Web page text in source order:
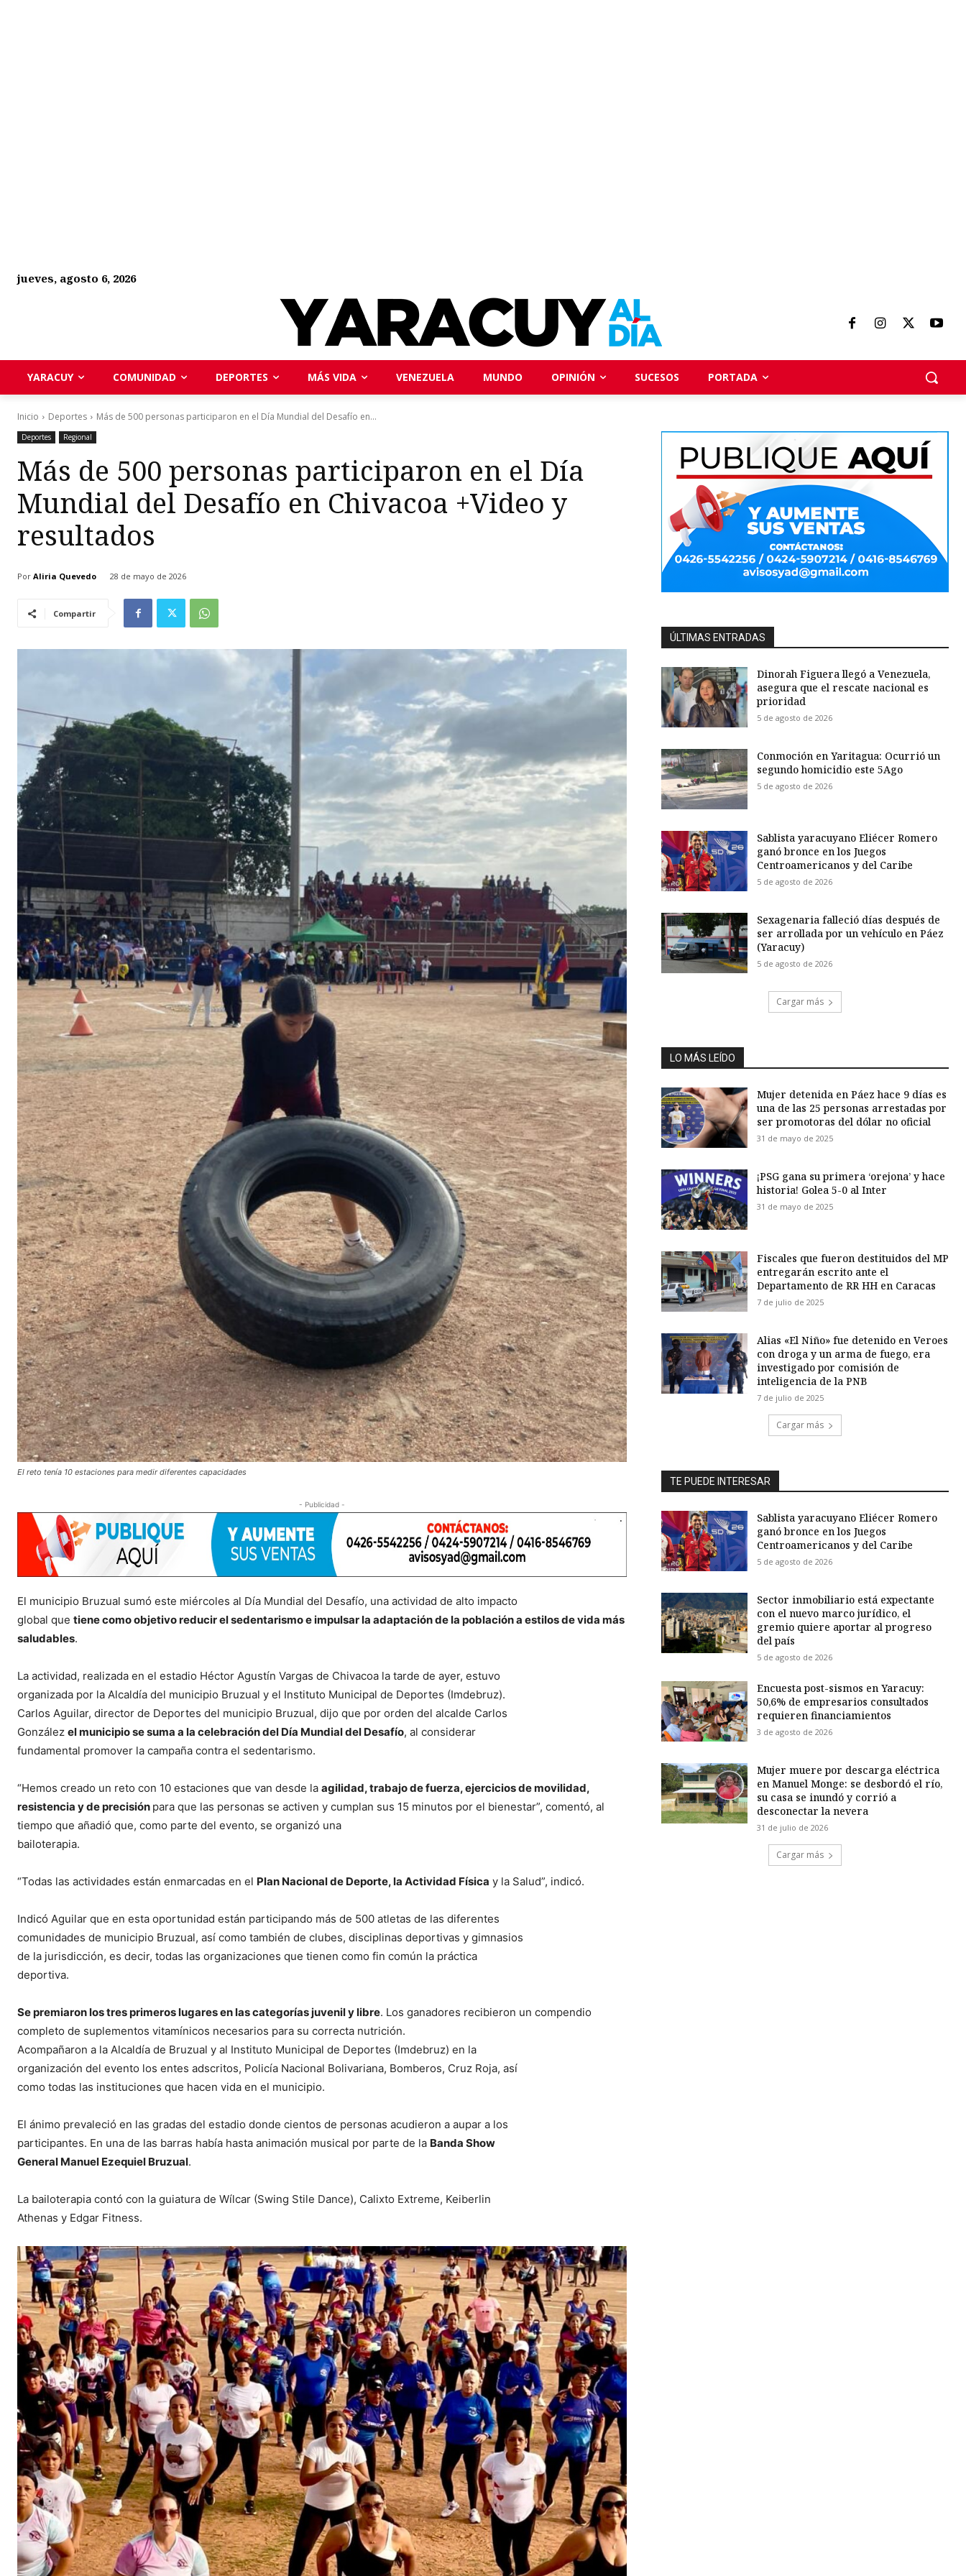
jueves, agosto 6, 2026
YARACUY COMUNIDAD DEPORTES MÁS VIDA VENEZUELA MUNDO OPINIÓN SUCESOS PORTADA
Inicio Deportes Más de 500 personas participaron en el Día Mundial del Desafío en...
Deportes Regional
Más de 500 personas participaron en el Día
Mundial del Desafío en Chivacoa +Video y
resultados
Por Aliria Quevedo 28 de mayo de 2026
Compartir
El reto tenía 10 estaciones para medir diferentes capacidades
- Publicidad -
El municipio Bruzual sumó este miércoles al Día Mundial del Desafío, una actividad de alto impacto
global que tiene como objetivo reducir el sedentarismo e impulsar la adaptación de la población a estilos de vida más
saludables.
La actividad, realizada en el estadio Héctor Agustín Vargas de Chivacoa la tarde de ayer, estuvo
organizada por la Alcaldía del municipio Bruzual y el Instituto Municipal de Deportes (Imdebruz).
Carlos Aguilar, director de Deportes del municipio Bruzual, dijo que por orden del alcalde Carlos
González el municipio se suma a la celebración del Día Mundial del Desafío, al considerar
fundamental promover la campaña contra el sedentarismo.
“Hemos creado un reto con 10 estaciones que van desde la agilidad, trabajo de fuerza, ejercicios de movilidad,
resistencia y de precisión para que las personas se activen y cumplan sus 15 minutos por el bienestar”, comentó, al
tiempo que añadió que, como parte del evento, se organizó una
bailoterapia.
“Todas las actividades están enmarcadas en el Plan Nacional de Deporte, la Actividad Física y la Salud”, indicó.
Indicó Aguilar que en esta oportunidad están participando más de 500 atletas de las diferentes
comunidades de municipio Bruzual, así como también de clubes, disciplinas deportivas y gimnasios
de la jurisdicción, es decir, todas las organizaciones que tienen como fin común la práctica
deportiva.
Se premiaron los tres primeros lugares en las categorías juvenil y libre. Los ganadores recibieron un compendio
completo de suplementos vitamínicos necesarios para su correcta nutrición.
Acompañaron a la Alcaldía de Bruzual y al Instituto Municipal de Deportes (Imdebruz) en la
organización del evento los entes adscritos, Policía Nacional Bolivariana, Bomberos, Cruz Roja, así
como todas las instituciones que hacen vida en el municipio.
El ánimo prevaleció en las gradas del estadio donde cientos de personas acudieron a aupar a los
participantes. En una de las barras había hasta animación musical por parte de la Banda Show
General Manuel Ezequiel Bruzual.
La bailoterapia contó con la guiatura de Wílcar (Swing Stile Dance), Calixto Extreme, Keiberlin
Athenas y Edgar Fitness.
ÚLTIMAS ENTRADAS
Dinorah Figuera llegó a Venezuela,
asegura que el rescate nacional es
prioridad
5 de agosto de 2026
Conmoción en Yaritagua: Ocurrió un
segundo homicidio este 5Ago
5 de agosto de 2026
Sablista yaracuyano Eliécer Romero
ganó bronce en los Juegos
Centroamericanos y del Caribe
5 de agosto de 2026
Sexagenaria falleció días después de
ser arrollada por un vehículo en Páez
(Yaracuy)
5 de agosto de 2026
Cargar más
LO MÁS LEÍDO
Mujer detenida en Páez hace 9 días es
una de las 25 personas arrestadas por
ser promotoras del dólar no oficial
31 de mayo de 2025
¡PSG gana su primera ‘orejona’ y hace
historia! Golea 5-0 al Inter
31 de mayo de 2025
Fiscales que fueron destituidos del MP
entregarán escrito ante el
Departamento de RR HH en Caracas
7 de julio de 2025
Alias «El Niño» fue detenido en Veroes
con droga y un arma de fuego, era
investigado por comisión de
inteligencia de la PNB
7 de julio de 2025
Cargar más
TE PUEDE INTERESAR
Sablista yaracuyano Eliécer Romero
ganó bronce en los Juegos
Centroamericanos y del Caribe
5 de agosto de 2026
Sector inmobiliario está expectante
con el nuevo marco jurídico, el
gremio quiere aportar al progreso
del país
5 de agosto de 2026
Encuesta post-sismos en Yaracuy:
50,6% de empresarios consultados
requieren financiamientos
3 de agosto de 2026
Mujer muere por descarga eléctrica
en Manuel Monge: se desbordó el río,
su casa se inundó y corrió a
desconectar la nevera
31 de julio de 2026
Cargar más